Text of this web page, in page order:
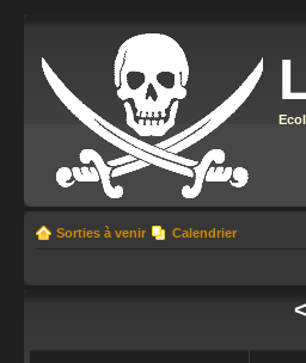
Sorties à venir Calendrier